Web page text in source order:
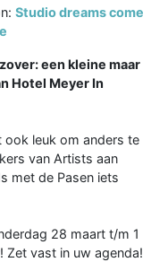
Studio dreams come
een kleine maar
Hotel Meyer In
ook leuk om anders te
van Artists aan
met de Pasen iets
28 maart t/m 1
Zet vast in uw agenda!